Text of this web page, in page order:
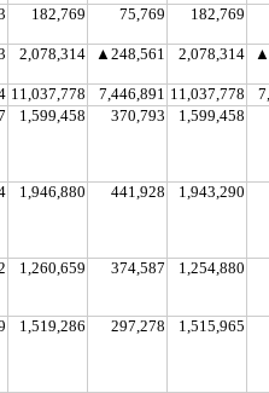
182,769 75,769 182,769
2,078,314 ▲248,561 2,078,314
11,037,778 7,446,891 11,037,778
1,599,458 370,793 1,599,458
1,946,880 441,928 1,943,290
1,260,659 374,587 1,254,880
1,519,286 297,278 1,515,965